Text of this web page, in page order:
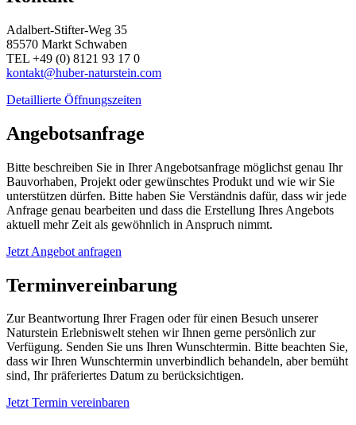
Adalbert-Stifter-Weg 35
85570 Markt Schwaben
TEL +49 (0) 8121 93 17 0
kontakt@huber-naturstein.com
Detaillierte Öffnungszeiten
Angebotsanfrage
Bitte beschreiben Sie in Ihrer Angebotsanfrage möglichst genau Ihr
Bauvorhaben, Projekt oder gewünschtes Produkt und wie wir Sie
unterstützen dürfen. Bitte haben Sie Verständnis dafür, dass wir jede
Anfrage genau bearbeiten und dass die Erstellung Ihres Angebots
aktuell mehr Zeit als gewöhnlich in Anspruch nimmt.
Jetzt Angebot anfragen
Terminvereinbarung
Zur Beantwortung Ihrer Fragen oder für einen Besuch unserer
Naturstein Erlebniswelt stehen wir Ihnen gerne persönlich zur
Verfügung. Senden Sie uns Ihren Wunschtermin. Bitte beachten Sie,
dass wir Ihren Wunschtermin unverbindlich behandeln, aber bemüht
sind, Ihr präferiertes Datum zu berücksichtigen.
Jetzt Termin vereinbaren